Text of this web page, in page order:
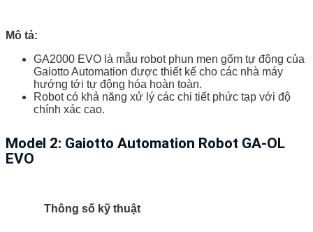
Mô tả:
GA2000 EVO là mẫu robot phun men gốm tự động của
Gaiotto Automation được thiết kế cho các nhà máy
hướng tới tự động hóa hoàn toàn.
Robot có khả năng xử lý các chi tiết phức tạp với độ
chính xác cao.
Model 2: Gaiotto Automation Robot GA-OL
EVO
Thông số kỹ thuật